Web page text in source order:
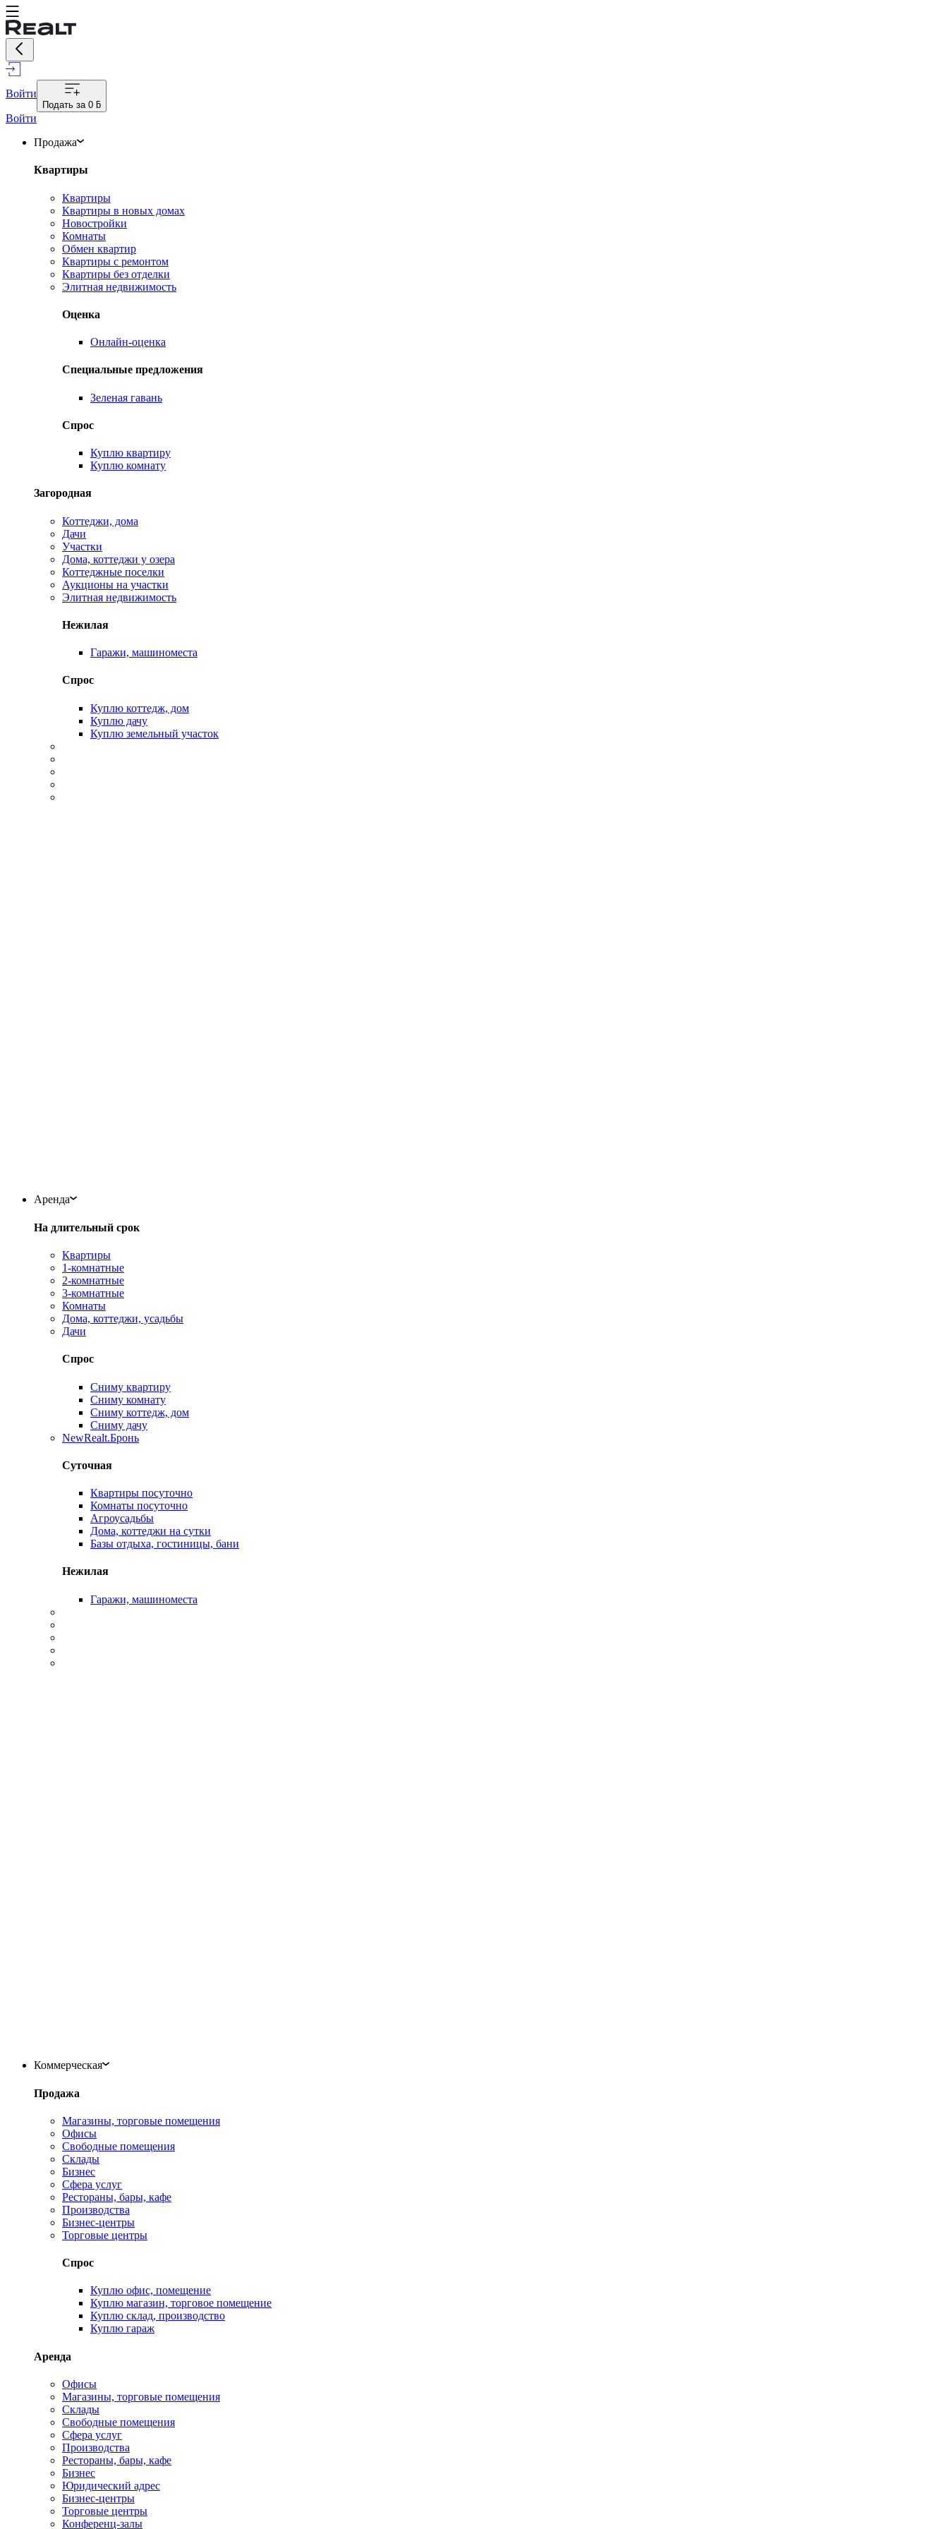
Войти
Подать за 0 ƃ
Войти
Продажа
Квартиры
Квартиры
Квартиры в новых домах
Новостройки
Комнаты
Обмен квартир
Квартиры с ремонтом
Квартиры без отделки
Элитная недвижимость
Оценка
Онлайн-оценка
Специальные предложения
Зеленая гавань
Спрос
Куплю квартиру
Куплю комнату
Загородная
Коттеджи, дома
Дачи
Участки
Дома, коттеджи у озера
Коттеджные поселки
Аукционы на участки
Элитная недвижимость
Нежилая
Гаражи, машиноместа
Спрос
Куплю коттедж, дом
Куплю дачу
Куплю земельный участок
Аренда
На длительный срок
Квартиры
1-комнатные
2-комнатные
3-комнатные
Комнаты
Дома, коттеджи, усадьбы
Дачи
Спрос
Сниму квартиру
Сниму комнату
Сниму коттедж, дом
Сниму дачу
NewRealt.Бронь
Суточная
Квартиры посуточно
Комнаты посуточно
Агроусадьбы
Дома, коттеджи на сутки
Базы отдыха, гостиницы, бани
Нежилая
Гаражи, машиноместа
Коммерческая
Продажа
Магазины, торговые помещения
Офисы
Свободные помещения
Склады
Бизнес
Сфера услуг
Рестораны, бары, кафе
Производства
Бизнес-центры
Торговые центры
Спрос
Куплю офис, помещение
Куплю магазин, торговое помещение
Куплю склад, производство
Куплю гараж
Аренда
Офисы
Магазины, торговые помещения
Склады
Свободные помещения
Сфера услуг
Производства
Рестораны, бары, кафе
Бизнес
Юридический адрес
Бизнес-центры
Торговые центры
Конференц-залы